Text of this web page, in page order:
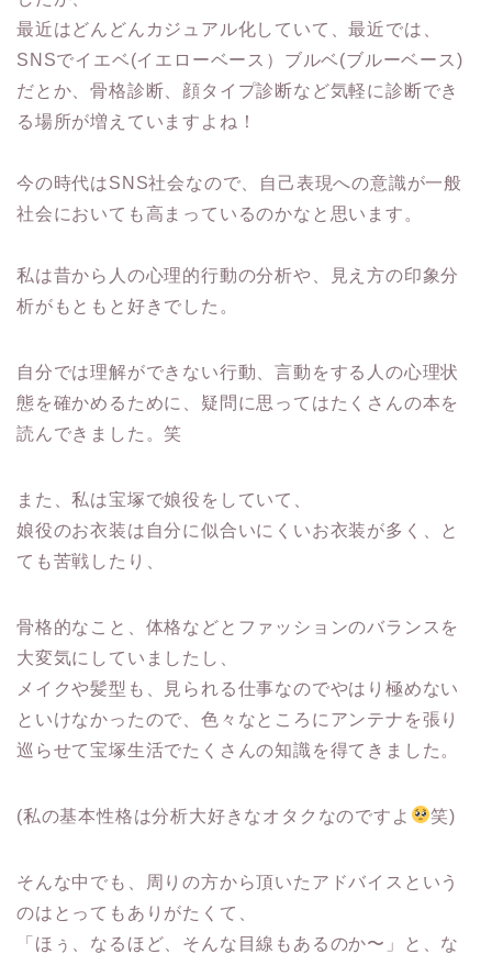
最近はどんどんカジュアル化していて、最近では、
SNSでイエベ(イエローベース）ブルベ(ブルーベース)
だとか、骨格診断、顔タイプ診断など気軽に診断でき
る場所が増えていますよね！
今の時代はSNS社会なので、自己表現への意識が一般
社会においても高まっているのかなと思います。
私は昔から人の心理的行動の分析や、見え方の印象分
析がもともと好きでした。
自分では理解ができない行動、言動をする人の心理状
態を確かめるために、疑問に思ってはたくさんの本を
読んできました。笑
また、私は宝塚で娘役をしていて、
娘役のお衣装は自分に似合いにくいお衣装が多く、と
ても苦戦したり、
骨格的なこと、体格などとファッションのバランスを
大変気にしていましたし、
メイクや髪型も、見られる仕事なのでやはり極めない
といけなかったので、色々なところにアンテナを張り
巡らせて宝塚生活でたくさんの知識を得てきました。
(私の基本性格は分析大好きなオタクなのですよ 笑)
そんな中でも、周りの方から頂いたアドバイスという
のはとってもありがたくて、
「ほぅ、なるほど、そんな目線もあるのか〜」と、な